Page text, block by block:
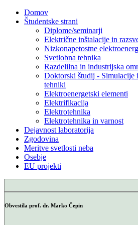
Domov
Študentske strani
Diplome/seminarji
Električne inštalacije in
Nizkonapetostne
Svetlobna tehnika
Razdelilna in industrijska
Doktorski študij - Simulacije
tehniki
Elektroenergetski elementi
Elektrifikacija
Elektrotehnika
Elektrotehnika in varnost
Dejavnost laboratorija
Zgodovina
Meritve svetlosti neba
Osebje
EU projekti
Obvestila prof. dr. Marko Čepin